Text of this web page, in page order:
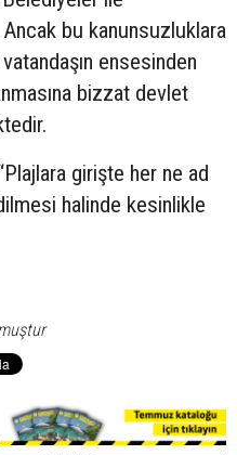
bu kanunsuzluklara
ensesinden
bizzat devlet
“Plajlara girişte her ne ad
halinde kesinlikle